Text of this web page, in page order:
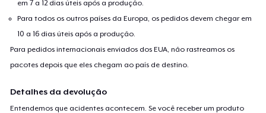
em 7 a 12 dias úteis após a produção.
Para todos os outros países da Europa, os pedidos devem chegar em
10 a 16 dias úteis após a produção.
Para pedidos internacionais enviados dos EUA, não rastreamos os
pacotes depois que eles chegam ao país de destino.
Detalhes da devolução
Entendemos que acidentes acontecem. Se você receber um produto